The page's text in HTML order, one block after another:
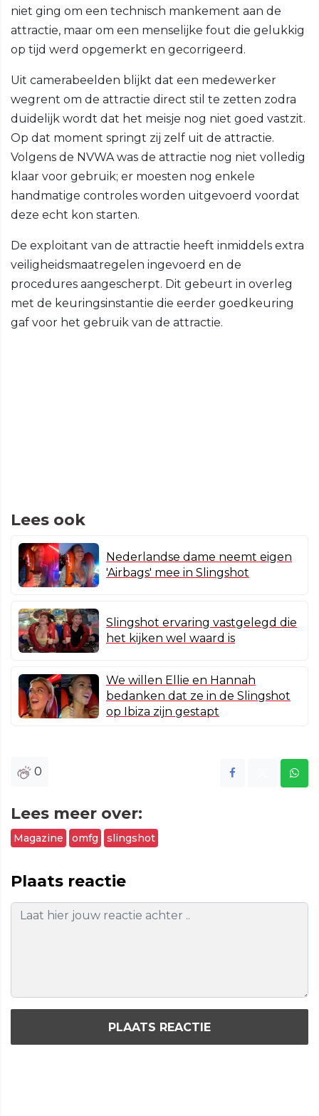
niet ging om een technisch mankement aan de
attractie, maar om een menselijke fout die gelukkig
op tijd werd opgemerkt en gecorrigeerd.
Uit camerabeelden blijkt dat een medewerker
wegrent om de attractie direct stil te zetten zodra
duidelijk wordt dat het meisje nog niet goed vastzit.
Op dat moment springt zij zelf uit de attractie.
Volgens de NVWA was de attractie nog niet volledig
klaar voor gebruik; er moesten nog enkele
handmatige controles worden uitgevoerd voordat
deze echt kon starten.
De exploitant van de attractie heeft inmiddels extra
veiligheidsmaatregelen ingevoerd en de
procedures aangescherpt. Dit gebeurt in overleg
met de keuringsinstantie die eerder goedkeuring
gaf voor het gebruik van de attractie.
Lees ook
Nederlandse dame neemt eigen
'Airbags' mee in Slingshot
Slingshot ervaring vastgelegd die
het kijken wel waard is
We willen Ellie en Hannah
bedanken dat ze in de Slingshot
op Ibiza zijn gestapt
0
Lees meer over:
Magazine omfg slingshot
Plaats reactie
PLAATS REACTIE